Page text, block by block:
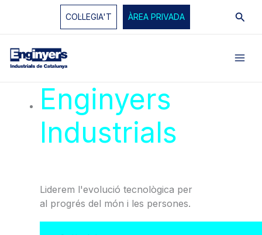
COL·LEGIA'T ÀREA PRIVADA
Enginyers
Industrials
Liderem l'evolució tecnològica per
al progrés del món i les persones.